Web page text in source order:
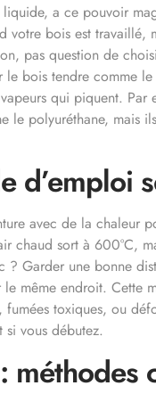
a ce pouvoir
votre bois est
pas question de
bois tendre comme
qui piquent. Par
le polyuréthane, mais
d’emploi
avec de la chaleur
chaud sort à 600°C,
? Garder une bonne
même endroit. Cette
toxiques, ou
si vous débutez.
méthodes